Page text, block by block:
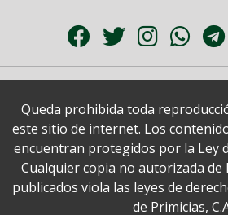
Queda prohibida toda
este sitio de internet. Los
encuentran protegidos por la Ley
Cualquier copia no autorizada
publicados viola las leyes de
de Primicias,